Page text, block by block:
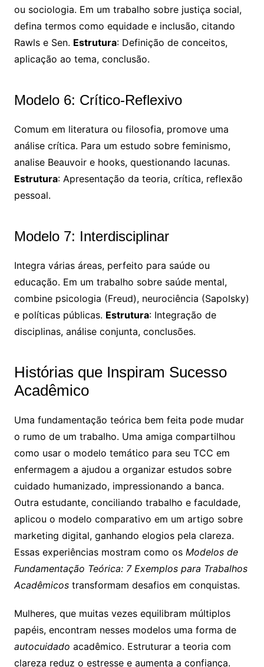
ou sociologia. Em um trabalho sobre justiça social,
defina termos como equidade e inclusão, citando
Rawls e Sen. Estrutura: Definição de conceitos,
aplicação ao tema, conclusão.
Modelo 6: Crítico-Reflexivo
Comum em literatura ou filosofia, promove uma
análise crítica. Para um estudo sobre feminismo,
analise Beauvoir e hooks, questionando lacunas.
Estrutura: Apresentação da teoria, crítica, reflexão
pessoal.
Modelo 7: Interdisciplinar
Integra várias áreas, perfeito para saúde ou
educação. Em um trabalho sobre saúde mental,
combine psicologia (Freud), neurociência (Sapolsky)
e políticas públicas. Estrutura: Integração de
disciplinas, análise conjunta, conclusões.
Histórias que Inspiram Sucesso
Acadêmico
Uma fundamentação teórica bem feita pode mudar
o rumo de um trabalho. Uma amiga compartilhou
como usar o modelo temático para seu TCC em
enfermagem a ajudou a organizar estudos sobre
cuidado humanizado, impressionando a banca.
Outra estudante, conciliando trabalho e faculdade,
aplicou o modelo comparativo em um artigo sobre
marketing digital, ganhando elogios pela clareza.
Essas experiências mostram como os Modelos de
Fundamentação Teórica: 7 Exemplos para Trabalhos
Acadêmicostransformam desafios em conquistas.
Mulheres, que muitas vezes equilibram múltiplos
papéis, encontram nesses modelos uma forma de
autocuidado acadêmico. Estruturar a teoria com
clareza reduz o estresse e aumenta a confiança.